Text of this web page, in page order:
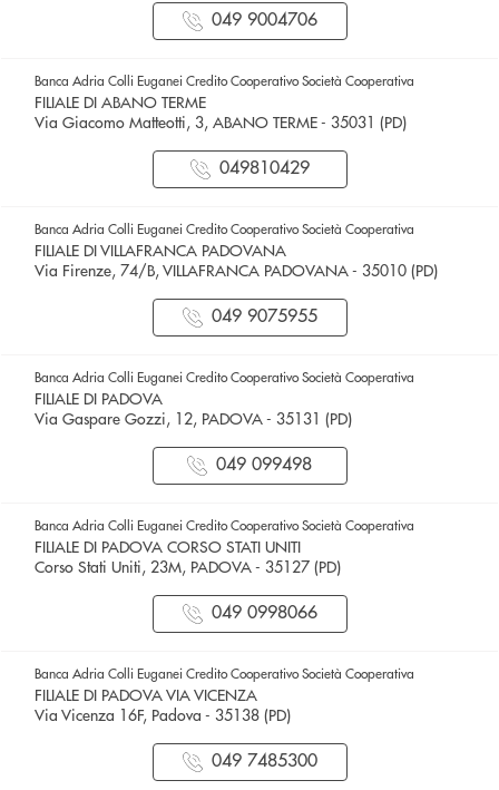
049 9004706
Banca Adria Colli Euganei Credito Cooperativo Società Cooperativa
FILIALE DI ABANO TERME
Via Giacomo Matteotti, 3, ABANO TERME - 35031 (PD)
049810429
Banca Adria Colli Euganei Credito Cooperativo Società Cooperativa
FILIALE DI VILLAFRANCA PADOVANA
Via Firenze, 74/B, VILLAFRANCA PADOVANA - 35010 (PD)
049 9075955
Banca Adria Colli Euganei Credito Cooperativo Società Cooperativa
FILIALE DI PADOVA
Via Gaspare Gozzi, 12, PADOVA - 35131 (PD)
049 099498
Banca Adria Colli Euganei Credito Cooperativo Società Cooperativa
FILIALE DI PADOVA CORSO STATI UNITI
Corso Stati Uniti, 23M, PADOVA - 35127 (PD)
049 0998066
Banca Adria Colli Euganei Credito Cooperativo Società Cooperativa
FILIALE DI PADOVA VIA VICENZA
Via Vicenza 16F, Padova - 35138 (PD)
049 7485300